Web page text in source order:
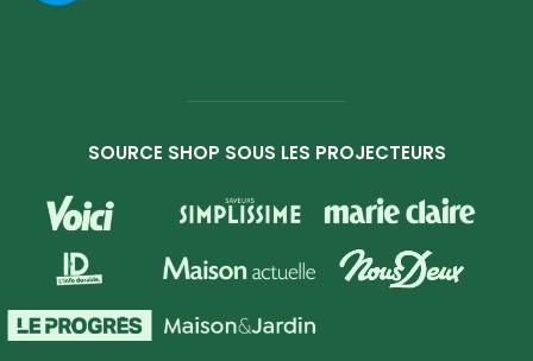
SOURCE SHOP SOUS LES PROJECTEURS